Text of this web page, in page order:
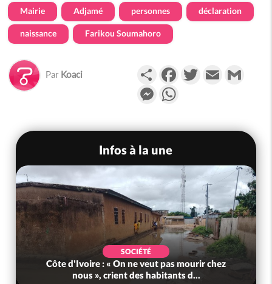
Mairie Adjamé personnes déclaration
naissance Farikou Soumahoro
Par Koaci PartagerFacebookTwitterEmail
Messenger
Infos à la une
SOCIÉTÉ
Côte d'Ivoire : « On ne veut pas mourir chez
nous », crient des habitants d...